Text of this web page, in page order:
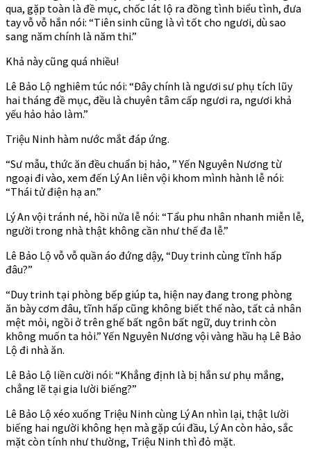
qua, gặp toàn là đề mục, chốc lát lộ ra đồng tình biểu tình, đưa
tay vỗ vỗ hắn nói: “Tiên sinh cũng là vì tốt cho ngươi, dù sao
sang năm chính là năm thi.”
Khả này cũng quá nhiều!
Lê Bảo Lộ nghiêm túc nói: “Đây chính là ngươi sư phụ tích lũy
hai tháng đề mục, đều là chuyên tâm cấp ngươi ra, ngươi khả
yếu hảo hảo làm.”
Triệu Ninh hàm nước mắt đáp ứng.
“Sư mẫu, thức ăn đều chuẩn bị hảo, ” Yến Nguyên Nương từ
ngoại đi vào, xem đến Lý An liên vội khom mình hành lễ nói:
“Thái tử điện hạ an.”
Lý An vội tránh né, hồi nửa lễ nói: “Tẩu phu nhân nhanh miễn lễ,
người trong nhà thật không cần như thế đa lễ.”
Lê Bảo Lộ vỗ vỗ quần áo đứng dậy, “Duy trinh cùng tĩnh hấp
đâu?”
“Duy trinh tại phòng bếp giúp ta, hiện nay đang trong phòng
ăn bày cơm đâu, tĩnh hấp cũng không biết thế nào, tất cả nhân
mệt mỏi, ngồi ở trên ghế bất ngôn bất ngữ, duy trinh còn
không muốn ta hỏi.” Yến Nguyên Nương vội vàng hầu hạ Lê Bảo
Lộ đi nhà ăn.
Lê Bảo Lộ liền cười nói: “Khẳng định là bị hắn sư phụ mắng,
chẳng lẽ tại gia lười biếng?”
Lê Bảo Lộ xéo xuống Triệu Ninh cùng Lý An nhìn lại, thật lười
biếng hai người không hẹn mà gặp cúi đầu, Lý An còn hảo, sắc
mặt còn tính như thường, Triệu Ninh thì đỏ mặt.